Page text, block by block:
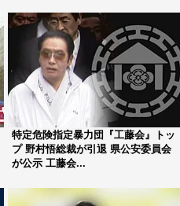
特定危険指定暴力団『工藤会』トッ
プ 野村悟総裁が引退 県公安委員会
が公示 工藤会...